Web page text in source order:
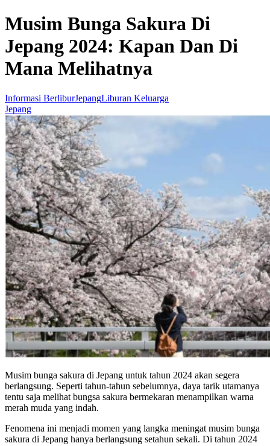
Musim Bunga Sakura Di
Jepang 2024: Kapan Dan Di
Mana Melihatnya
Informasi BerliburJepangLiburan Keluarga
Jepang
Musim bunga sakura di Jepang untuk tahun 2024 akan segera
berlangsung. Seperti tahun-tahun sebelumnya, daya tarik utamanya
tentu saja melihat bungsa sakura bermekaran menampilkan warna
merah muda yang indah.
Fenomena ini menjadi momen yang langka meningat musim bunga
sakura di Jepang hanya berlangsung setahun sekali. Di tahun 2024